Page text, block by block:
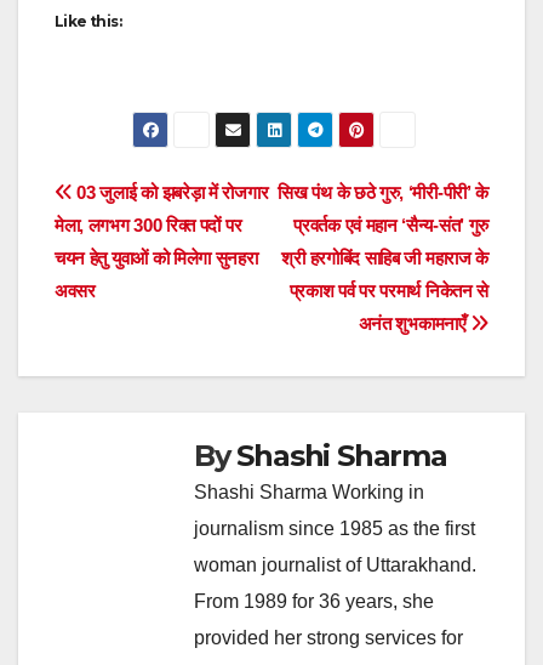
Like this:
Post
navigation
सिख पंथ के छठे गुरु, ‘मीरी-पीरी’ के
प्रवर्तक एवं महान ‘सैन्य-संत’ गुरु
श्री हरगोबिंद साहिब जी महाराज के
प्रकाश पर्व पर परमार्थ निकेतन से
अनंत शुभकामनाएँ
03 जुलाई को झबरेड़ा में रोजगार
मेला, लगभग 300 रिक्त पदों पर
चयन हेतु युवाओं को मिलेगा सुनहरा
अवसर
ByShashi Sharma
Shashi Sharma Working in
journalism since 1985 as the first
woman journalist of Uttarakhand.
From 1989 for 36 years, she
provided her strong services for